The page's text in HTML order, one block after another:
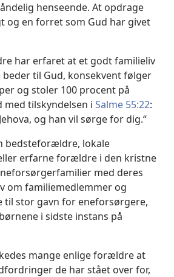
henseende. At opdrage
og en forret som Gud har givet
har erfaret at et godt familieliv
til Gud, konsekvent følger
og stoler 100 procent på
med tilskyndelsen i Salme 55:22:
og han vil sørge for dig.“
bedsteforældre, lokale
erfarne forældre i den kristne
med deres
om familiemedlemmer og
stor gavn for eneforsørgere,
i sidste instans på
mange enlige forældre at
de har stået over for,